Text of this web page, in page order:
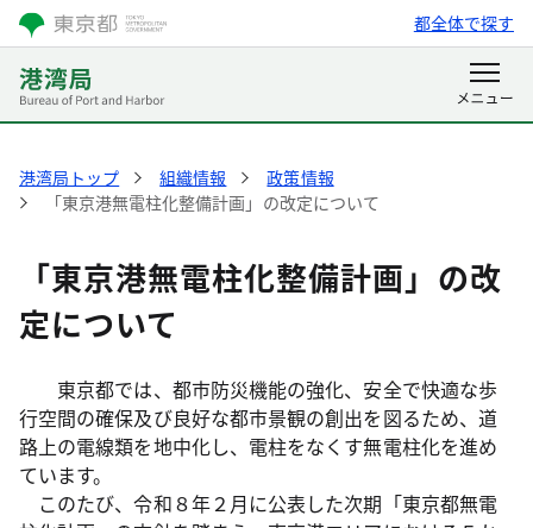
都全体で探す
港湾局トップ 組織情報
政策情報
「東京港無電柱化整備計画」の改定について
「東京港無電柱化整備計画」の改
定について
東京都では、都市防災機能の強化、安全で快適な歩
行空間の確保及び良好な都市景観の創出を図るため、道
路上の電線類を地中化し、電柱をなくす無電柱化を進め
ています。
このたび、令和８年２月に公表した次期「東京都無電